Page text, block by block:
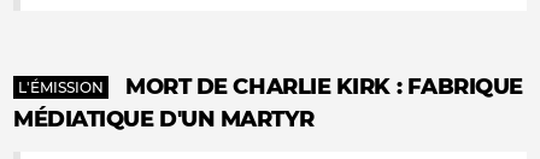
L'ÉMISSION
MORT DE CHARLIE KIRK : FABRIQUE
MÉDIATIQUE D'UN MARTYR